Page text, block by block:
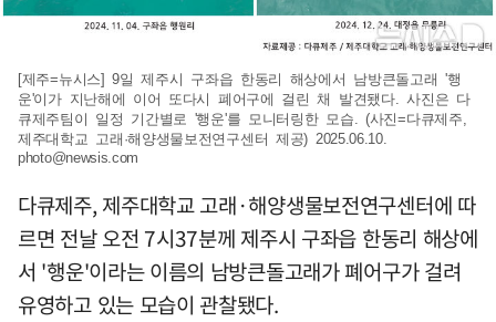
[제주=뉴시스] 9일 제주시 구좌읍 한동리 해상에서 남방큰돌고래 '행
운'이가 지난해에 이어 또다시 폐어구에 걸린 채 발견됐다. 사진은 다
큐제주팀이 일정 기간별로 '행운'를 모니터링한 모습. (사진=다큐제주,
제주대학교 고래·해양생물보전연구센터 제공) 2025.06.10.
photo@newsis.com
다큐제주, 제주대학교 고래·해양생물보전연구센터에 따
르면 전날 오전 7시37분께 제주시 구좌읍 한동리 해상에
서 '행운'이라는 이름의 남방큰돌고래가 폐어구가 걸려
유영하고 있는 모습이 관찰됐다.